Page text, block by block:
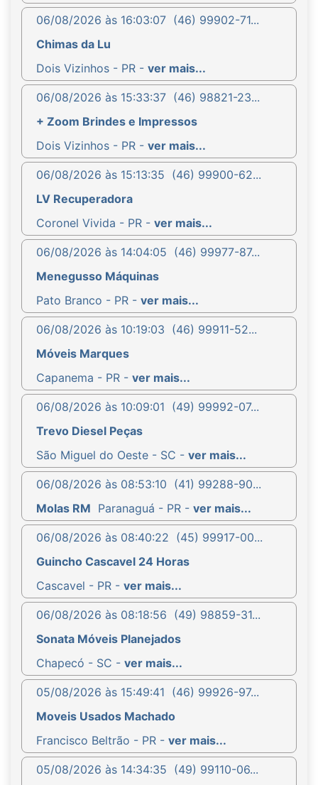
06/08/2026 às 16:03:07 (46) 99902-71...
Chimas da Lu
Dois Vizinhos - PR - ver mais...
06/08/2026 às 15:33:37 (46) 98821-23...
+ Zoom Brindes e Impressos
Dois Vizinhos - PR - ver mais...
06/08/2026 às 15:13:35 (46) 99900-62...
LV Recuperadora
Coronel Vivida - PR - ver mais...
06/08/2026 às 14:04:05 (46) 99977-87...
Menegusso Máquinas
Pato Branco - PR - ver mais...
06/08/2026 às 10:19:03 (46) 99911-52...
Móveis Marques
Capanema - PR - ver mais...
06/08/2026 às 10:09:01 (49) 99992-07...
Trevo Diesel Peças
São Miguel do Oeste - SC - ver mais...
06/08/2026 às 08:53:10 (41) 99288-90...
Molas RM Paranaguá - PR - ver mais...
06/08/2026 às 08:40:22 (45) 99917-00...
Guincho Cascavel 24 Horas
Cascavel - PR - ver mais...
06/08/2026 às 08:18:56 (49) 98859-31...
Sonata Móveis Planejados
Chapecó - SC - ver mais...
05/08/2026 às 15:49:41 (46) 99926-97...
Moveis Usados Machado
Francisco Beltrão - PR - ver mais...
05/08/2026 às 14:34:35 (49) 99110-06...